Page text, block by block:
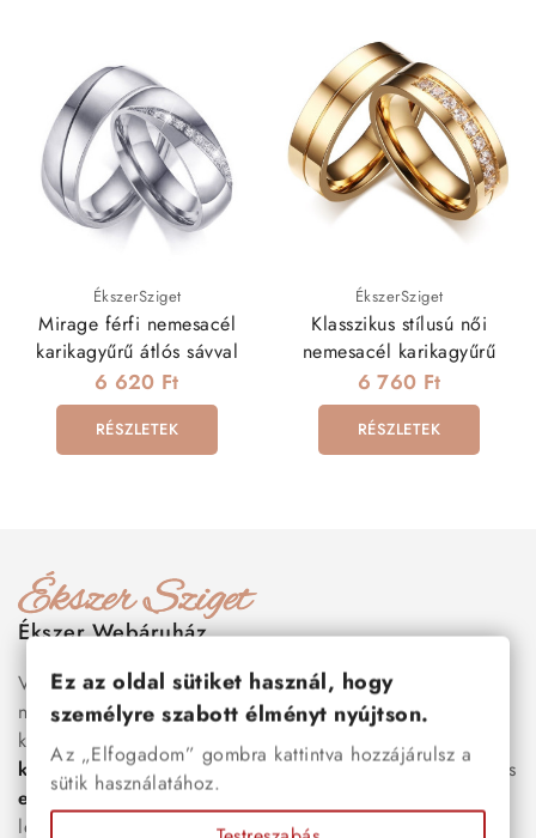
ÉkszerSziget
Mirage férfi nemesacél
karikagyűrű átlós sávval
6 620 Ft
RÉSZLETEK
ÉkszerSziget
Klasszikus stílusú női
nemesacél karikagyűrű
6 760 Ft
RÉSZLETEK
Ékszer Webáruház
Válogass több száz prémium minőségű, stílusos és tartós
nemesacél ékszer és orvosi fém ékszer közül, amelyek
között megtalálhatók a legnépszerűbb darabok is:
karkötők, nőinyakláncok,karikagyűrűk,fülbevalók
és
esküvői kiegészítőkegyaránt. Webáruházunkban a
legújabb trendeket követő, mégis időtálló ékszerek közül
Ez az oldal sütiket használ, hogy
személyre szabott élményt nyújtson.
Az „Elfogadom” gombra kattintva hozzájárulsz a
sütik használatához.